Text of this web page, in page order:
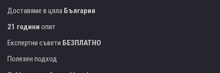
Доставяме в цяла България
21 години опит
Експертни съвети БЕЗПЛАТНО
Полезен подход